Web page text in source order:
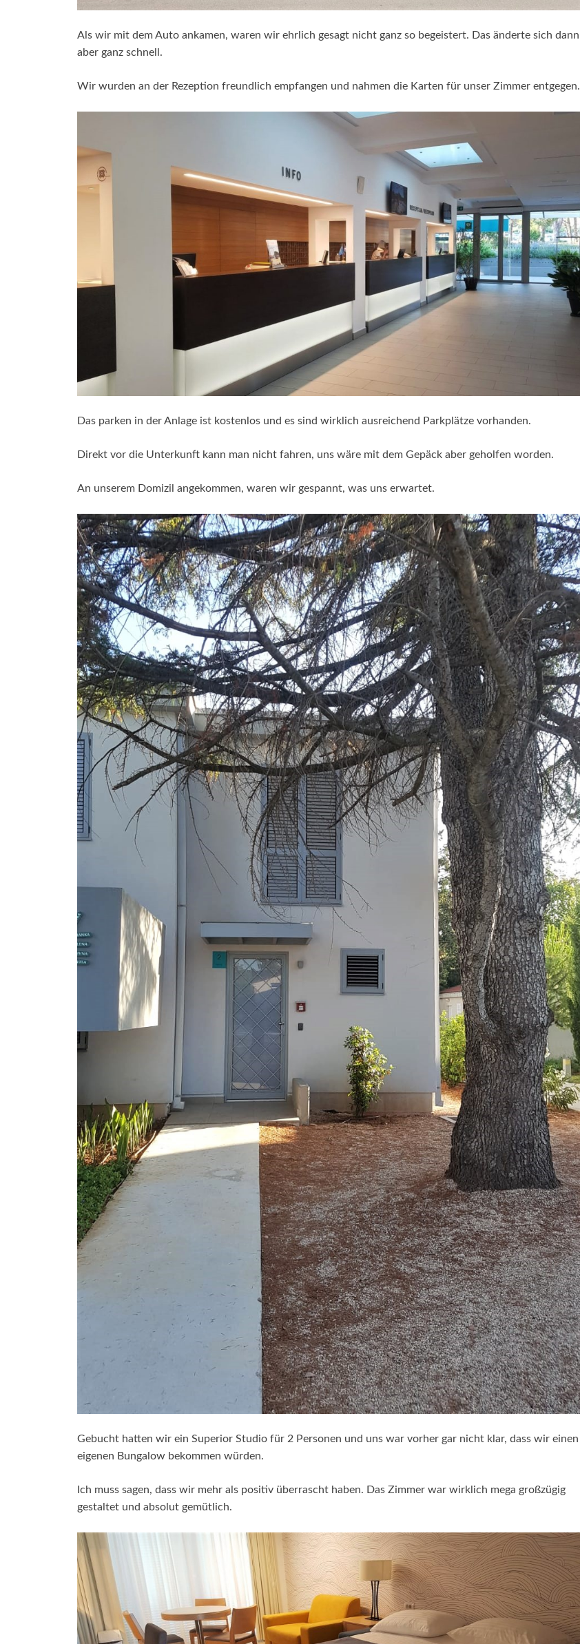
Als wir mit dem Auto ankamen, waren wir ehrlich gesagt nicht ganz so begeistert. Das änderte sich dann
aber ganz schnell.
Wir wurden an der Rezeption freundlich empfangen und nahmen die Karten für unser Zimmer entgegen.
Das parken in der Anlage ist kostenlos und es sind wirklich ausreichend Parkplätze vorhanden.
Direkt vor die Unterkunft kann man nicht fahren, uns wäre mit dem Gepäck aber geholfen worden.
An unserem Domizil angekommen, waren wir gespannt, was uns erwartet.
Gebucht hatten wir ein Superior Studio für 2 Personen und uns war vorher gar nicht klar, dass wir einen
eigenen Bungalow bekommen würden.
Ich muss sagen, dass wir mehr als positiv überrascht haben. Das Zimmer war wirklich mega großzügig
gestaltet und absolut gemütlich.